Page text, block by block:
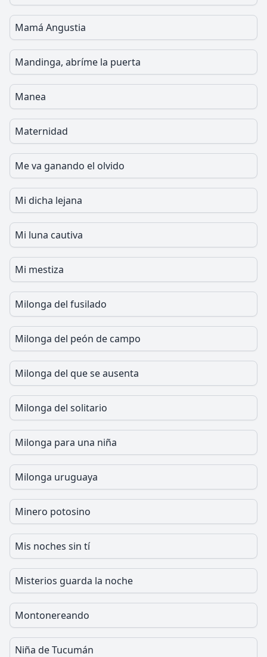
Mamá Angustia
Mandinga, abríme la puerta
Manea
Maternidad
Me va ganando el olvido
Mi dicha lejana
Mi luna cautiva
Mi mestiza
Milonga del fusilado
Milonga del peón de campo
Milonga del que se ausenta
Milonga del solitario
Milonga para una niña
Milonga uruguaya
Minero potosino
Mis noches sin tí
Misterios guarda la noche
Montonereando
Niña de Tucumán